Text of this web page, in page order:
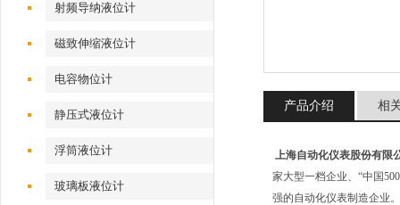
射频导纳液位计
磁致伸缩液位计
电容物位计
静压式液位计
浮筒液位计
玻璃板液位计
产品介绍 相
上海自动化仪表股份有限
家大型一档企业、“中国
强的自动化仪表制造企业。